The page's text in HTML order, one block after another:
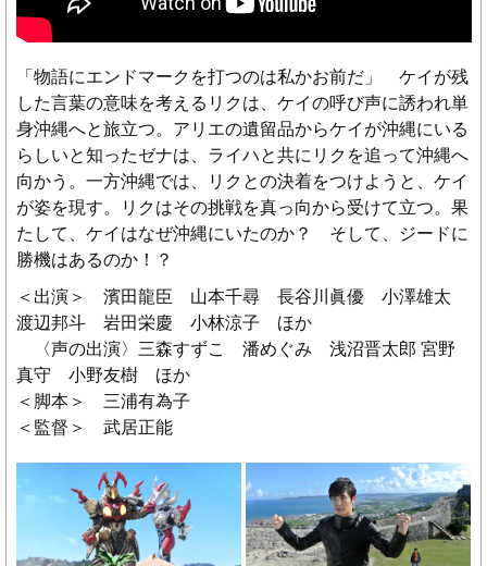
「物語にエンドマークを打つのは私かお前だ」 ケイが残
した言葉の意味を考えるリクは、ケイの呼び声に誘われ単
身沖縄へと旅立つ。アリエの遺留品からケイが沖縄にいる
らしいと知ったゼナは、ライハと共にリクを追って沖縄へ
向かう。一方沖縄では、リクとの決着をつけようと、ケイ
が姿を現す。リクはその挑戦を真っ向から受けて立つ。果
たして、ケイはなぜ沖縄にいたのか？ そして、ジードに
勝機はあるのか！？
＜出演＞ 濱田龍臣 山本千尋 長谷川眞優 小澤雄太
渡辺邦斗 岩田栄慶 小林涼子 ほか
〈声の出演〉三森すずこ 潘めぐみ 浅沼晋太郎 宮野
真守 小野友樹 ほか
＜脚本＞ 三浦有為子
＜監督＞ 武居正能